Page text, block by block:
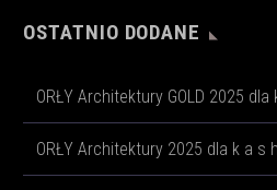
OSTATNIO DODANE
ORŁY Architektury GOLD 2025
ORŁY Architektury 2025 dla k a